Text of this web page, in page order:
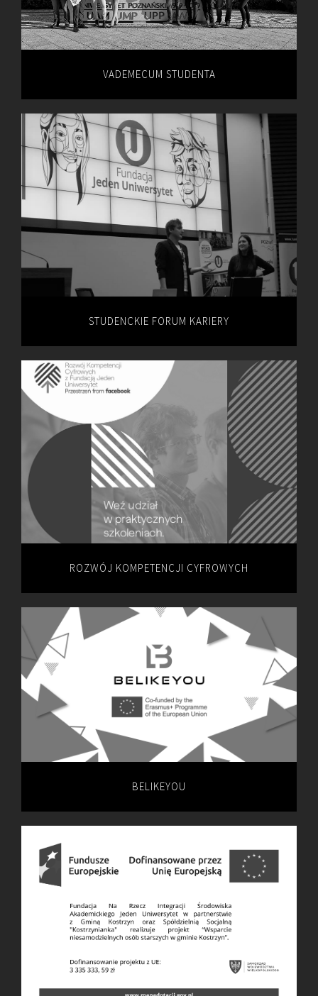
VADEMECUM STUDENTA
STUDENCKIE FORUM KARIERY
ROZWÓJ KOMPETENCJI CYFROWYCH
BELIKEYOU